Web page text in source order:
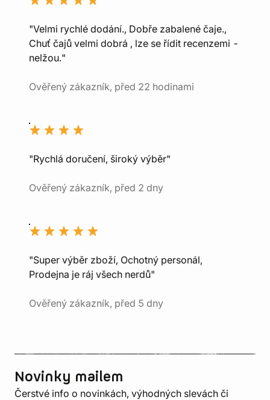
"Velmi rychlé dodání., Dobře zabalené čaje.,
Chuť čajů velmi dobrá , lze se řídit recenzemi -
nelžou."
Ověřený zákazník, před 22 hodinami
"Rychlá doručení, široký výběr"
Ověřený zákazník, před 2 dny
"Super výběr zboží, Ochotný personál,
Prodejna je ráj všech nerdů"
Ověřený zákazník, před 5 dny
Novinky mailem
Čerstvé info o novinkách, výhodných slevách či